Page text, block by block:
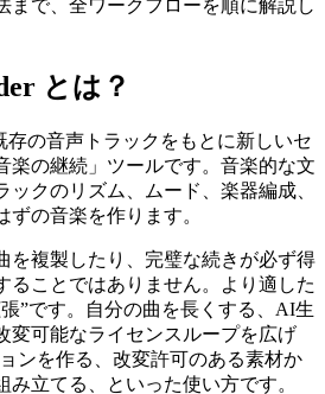
まで、全ワークフローを順に解説し
とは？
存の音声トラックをもとに新しいセ
楽の継続」ツールです。音楽的な文
ックのリズム、ムード、楽器編成、
の音楽を作ります。
を複製したり、完璧な続きが必ず得
ることではありません。より適した
”です。自分の曲を長くする、AI生
変可能なライセンスループを広げ
ンを作る、改変許可のある素材か
み立てる、といった使い方です。